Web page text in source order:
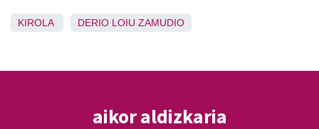
KIROLA DERIO LOIU ZAMUDIO
aikor aldizkaria